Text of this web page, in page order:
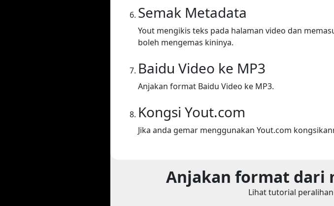
Semak Metadata
Yout mengikis teks pada halaman video dan
boleh mengemas kininya.
Baidu Video ke MP3
Anjakan format Baidu Video ke MP3.
Kongsi Yout.com
Jika anda gemar menggunakan Yout.com
Anjakan format dari
Lihat tutorial